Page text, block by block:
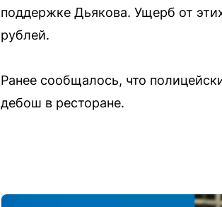
поддержке Дьякова. Ущерб от
рублей.
Ранее сообщалось, что
дебош в ресторане.